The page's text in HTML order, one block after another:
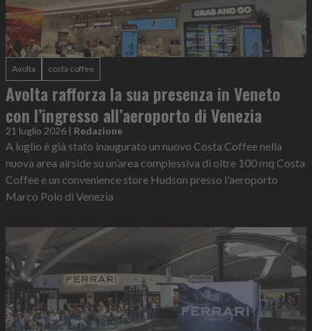
Avolta costa coffee
Avolta rafforza la sua presenza in Veneto
con l’ingresso all’aeroporto di Venezia
21 luglio 2026 | Redazione
A luglio è già stato inaugurato un nuovo Costa Coffee nella
nuova area airside su un’area complessiva di oltre 100 mq Costa
Coffee e un convenience store Hudson presso l'aeroporto
Marco Polo di Venezia